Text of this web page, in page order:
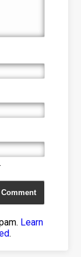
Learn
.